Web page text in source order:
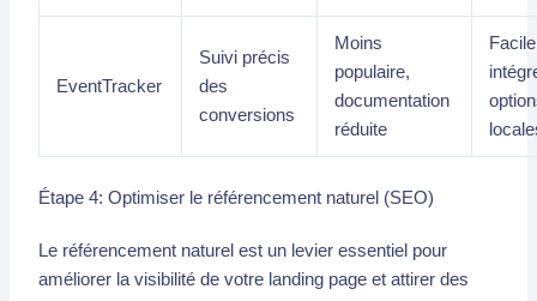
EventTracker
Suivi précis
des
conversions
Moins
populaire,
documentation
réduite
Étape 4: Optimiser le référencement naturel (SEO)
Le référencement naturel est un levier essentiel pour
améliorer la visibilité de votre landing page et attirer des